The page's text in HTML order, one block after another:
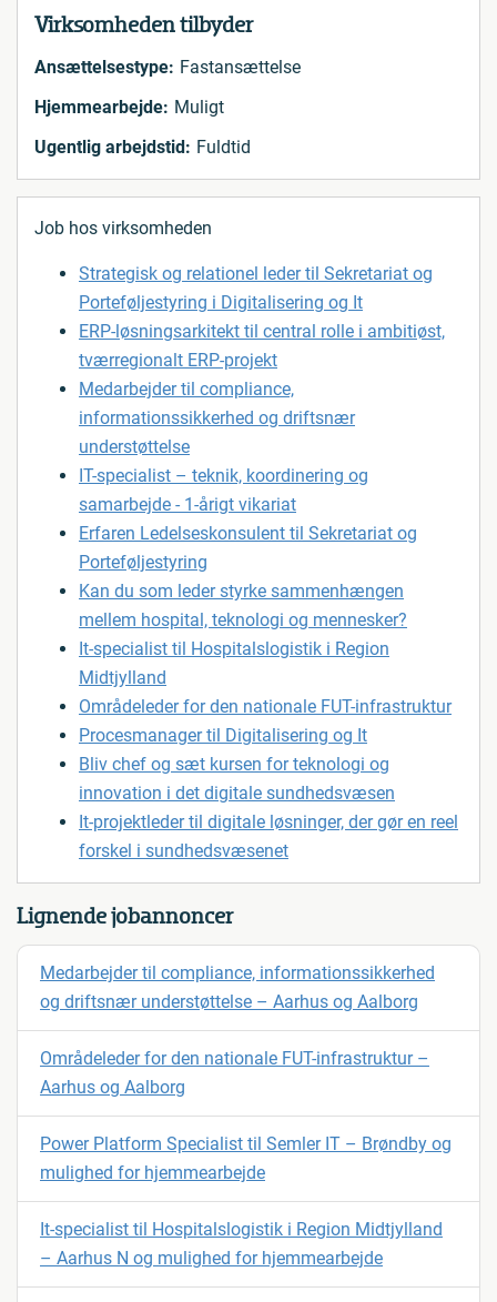
Virksomheden tilbyder
Ansættelsestype: Fastansættelse
Hjemmearbejde: Muligt
Ugentlig arbejdstid: Fuldtid
Job hos virksomheden
Strategisk og relationel leder til Sekretariat og
Porteføljestyring i Digitalisering og It
ERP-løsningsarkitekt til central rolle i ambitiøst,
tværregionalt ERP-projekt
Medarbejder til compliance,
informationssikkerhed og driftsnær
understøttelse
IT-specialist – teknik, koordinering og
samarbejde - 1-årigt vikariat
Erfaren Ledelseskonsulent til Sekretariat og
Porteføljestyring
Kan du som leder styrke sammenhængen
mellem hospital, teknologi og mennesker?
It-specialist til Hospitalslogistik i Region
Midtjylland
Områdeleder for den nationale FUT-infrastruktur
Procesmanager til Digitalisering og It
Bliv chef og sæt kursen for teknologi og
innovation i det digitale sundhedsvæsen
It-projektleder til digitale løsninger, der gør en reel
forskel i sundhedsvæsenet
Lignende jobannoncer
Medarbejder til compliance, informationssikkerhed
og driftsnær understøttelse – Aarhus og Aalborg
Områdeleder for den nationale FUT-infrastruktur –
Aarhus og Aalborg
Power Platform Specialist til Semler IT – Brøndby og
mulighed for hjemmearbejde
It-specialist til Hospitalslogistik i Region Midtjylland
– Aarhus N og mulighed for hjemmearbejde